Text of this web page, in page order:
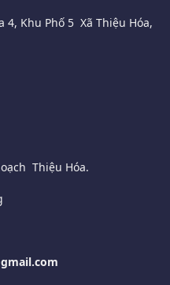
4, Khu Phố 5 Xã Thiệu Hóa,
Thiệu Hóa.